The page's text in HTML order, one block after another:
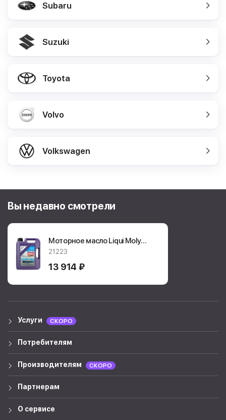
Subaru
Suzuki
Toyota
Volvo
Volkswagen
Вы недавно смотрели
Моторное масло Liqui Moly
Leichtlauf Energy 0W-40
5л. 21223
21223
13 914 ₽
Услуги СКОРО
Потребителям
Производителям СКОРО
Партнерам
О сервисе